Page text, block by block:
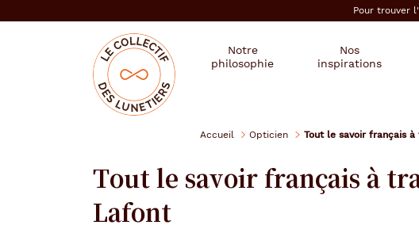
Pour trouver
Opticien
le
collectif
des
lunetiers
Notre
philosophie
Nos
inspirations
Accueil Opticien Tout le savoir français
Tout le savoir français à
Lafont